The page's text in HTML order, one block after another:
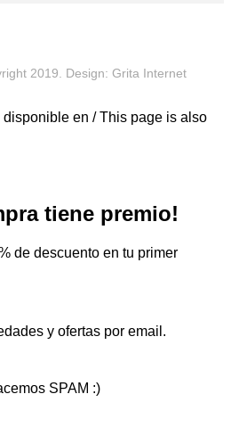
2019. Design: Grita Internet
en / This page is also
tiene premio!
de descuento en tu primer
y ofertas por email.
SPAM :)